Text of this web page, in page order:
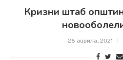
Кризни штаб
26 априла, 2021